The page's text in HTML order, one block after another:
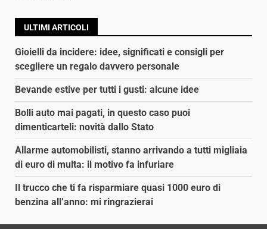
ULTIMI ARTICOLI
Gioielli da incidere: idee, significati e consigli per
scegliere un regalo davvero personale
Bevande estive per tutti i gusti: alcune idee
Bolli auto mai pagati, in questo caso puoi
dimenticarteli: novità dallo Stato
Allarme automobilisti, stanno arrivando a tutti migliaia
di euro di multa: il motivo fa infuriare
Il trucco che ti fa risparmiare quasi 1000 euro di
benzina all’anno: mi ringrazierai